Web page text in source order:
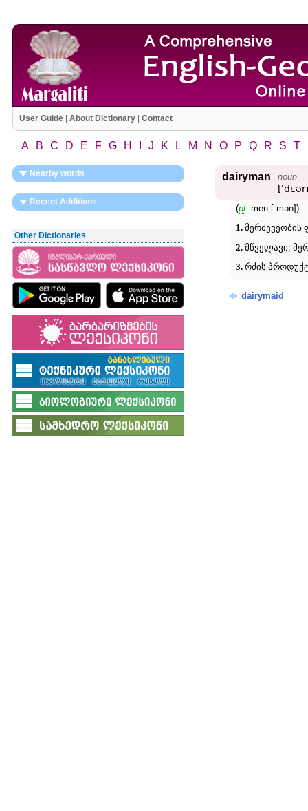
User Guide| About Dictionary| Contact
A B C D E F G H J K L M N O P Q R S T
Nearby words
Recent Additions
Other Dictionaries
dairyman noun
(pl-men [-mən])
1.
2.მწველავი;
3.რძის
dairymaid